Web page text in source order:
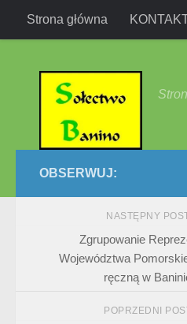
Przejdź do treści
Strona główna
OBSERWUJ:
NASTĘPNY
Zgrupowanie
Województwa
ręczną w
POPRZEDNI